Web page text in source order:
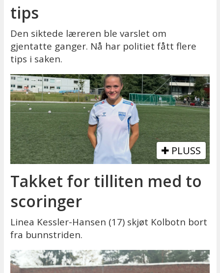
tips
Den siktede læreren ble varslet om
gjentatte ganger. Nå har politiet fått flere
tips i saken.
PLUSS
Takket for tilliten med to
scoringer
Linea Kessler-Hansen (17) skjøt Kolbotn bort
fra bunnstriden.